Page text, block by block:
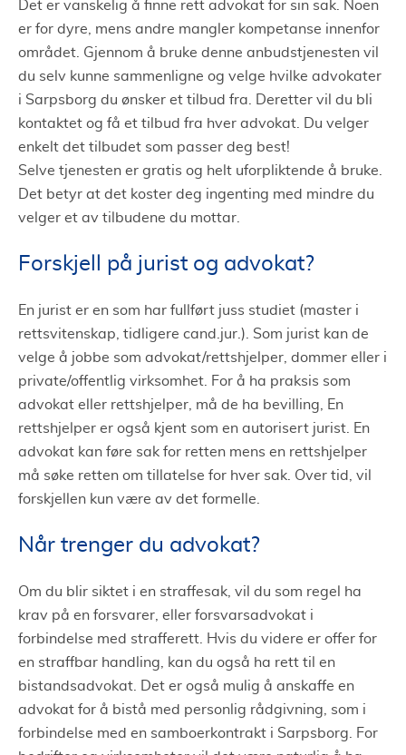
Det er vanskelig å finne rett advokat for sin sak. Noen
er for dyre, mens andre mangler kompetanse innenfor
området. Gjennom å bruke denne anbudstjenesten vil
du selv kunne sammenligne og velge hvilke advokater
i Sarpsborg du ønsker et tilbud fra. Deretter vil du bli
kontaktet og få et tilbud fra hver advokat. Du velger
enkelt det tilbudet som passer deg best!
Selve tjenesten er gratis og helt uforpliktende å bruke.
Det betyr at det koster deg ingenting med mindre du
velger et av tilbudene du mottar.
Forskjell på jurist og advokat?
En jurist er en som har fullført juss studiet (master i
rettsvitenskap, tidligere cand.jur.). Som jurist kan de
velge å jobbe som advokat/rettshjelper, dommer eller i
private/offentlig virksomhet. For å ha praksis som
advokat eller rettshjelper, må de ha bevilling, En
rettshjelper er også kjent som en autorisert jurist. En
advokat kan føre sak for retten mens en rettshjelper
må søke retten om tillatelse for hver sak. Over tid, vil
forskjellen kun være av det formelle.
Når trenger du advokat?
Om du blir siktet i en straffesak, vil du som regel ha
krav på en forsvarer, eller forsvarsadvokat i
forbindelse med strafferett. Hvis du videre er offer for
en straffbar handling, kan du også ha rett til en
bistandsadvokat. Det er også mulig å anskaffe en
advokat for å bistå med personlig rådgivning, som i
forbindelse med en samboerkontrakt i Sarpsborg. For